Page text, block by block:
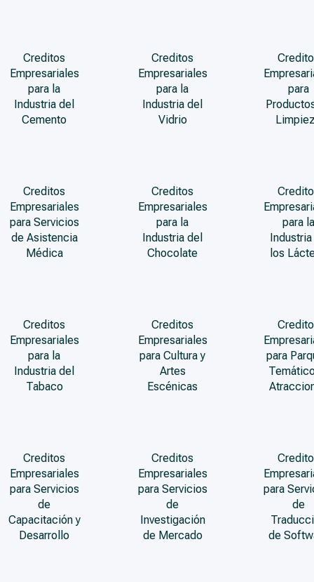
Creditos
Empresariales
para la
Industria del
Cemento
Creditos
Empresariales
para la
Industria del
Vidrio
para
Creditos
Empresariales
para Servicios
de Asistencia
Médica
Creditos
Empresariales
para la
Industria del
Chocolate
para la
los
Creditos
Empresariales
para la
Industria del
Tabaco
Creditos
Empresariales
para Cultura y
Artes
Escénicas
para
Creditos
Empresariales
para Servicios
de
Capacitación y
Desarrollo
Creditos
Empresariales
para Servicios
de
Investigación
de Mercado
para
de
de